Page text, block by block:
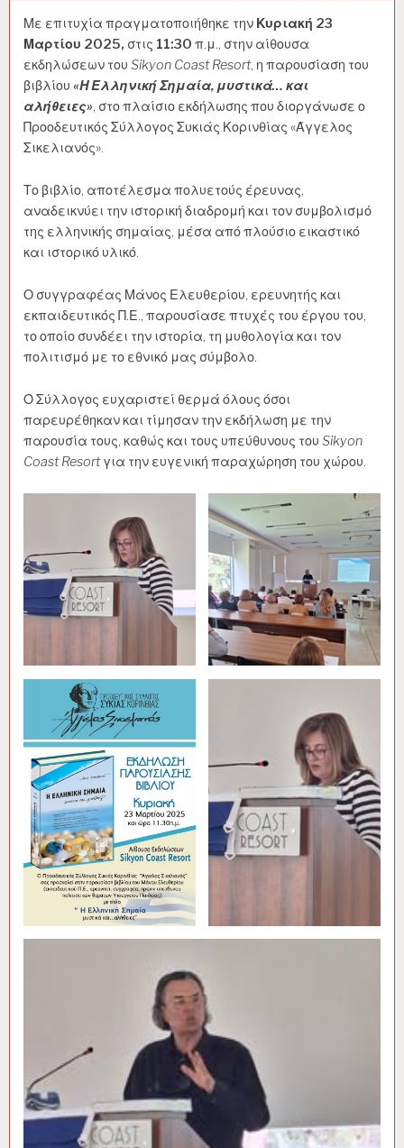
Με επιτυχία πραγματοποιήθηκε την Κυριακή 23
Μαρτίου 2025, στις 11:30 π.μ., στην αίθουσα
εκδηλώσεων του Sikyon Coast Resort, η παρουσίαση του
βιβλίου «Η Ελληνική Σημαία, μυστικά… και
αλήθειες», στο πλαίσιο εκδήλωσης που διοργάνωσε ο
Προοδευτικός Σύλλογος Συκιάς Κορινθίας «Άγγελος
Σικελιανός».
Το βιβλίο, αποτέλεσμα πολυετούς έρευνας,
αναδεικνύει την ιστορική διαδρομή και τον συμβολισμό
της ελληνικής σημαίας, μέσα από πλούσιο εικαστικό
και ιστορικό υλικό.
Ο συγγραφέας Μάνος Ελευθερίου, ερευνητής και
εκπαιδευτικός Π.Ε., παρουσίασε πτυχές του έργου του,
το οποίο συνδέει την ιστορία, τη μυθολογία και τον
πολιτισμό με το εθνικό μας σύμβολο.
Ο Σύλλογος ευχαριστεί θερμά όλους όσοι
παρευρέθηκαν και τίμησαν την εκδήλωση με την
παρουσία τους, καθώς και τους υπεύθυνους του Sikyon
Coast Resortγια την ευγενική παραχώρηση του χώρου.